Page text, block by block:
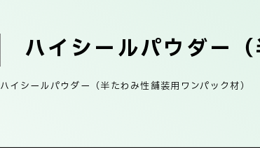
会社概要
ハイシールパウダー
ハイシールパウダー（半たわみ性舗装用ワンパック材）